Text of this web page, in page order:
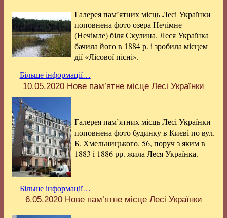
Галерея пам’ятних місць Лесі Українки
поповнена фото озера Нечімне
(Нечімле) біля Скулина. Леся Українка
бачила його в 1884 р. і зробила місцем
дії «Лісової пісні».
Більше інформації…
10.05.2020 Нове пам’ятне місце Лесі Українки
Галерея пам’ятних місць Лесі Українки
поповнена фото будинку в Києві по вул.
Б. Хмельницького, 56, поруч з яким в
1883 i 1886 рр. жила Леся Українка.
Більше інформації…
6.05.2020Нове пам’ятне місце Лесі Українки